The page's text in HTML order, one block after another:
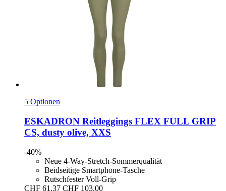
5 Optionen
ESKADRON Reitleggings FLEX FULL GRIP
CS, dusty olive, XXS
-40%
Neue 4-Way-Stretch-Sommerqualität
Beidseitige Smartphone-Tasche
Rutschfester Voll-Grip
CHF 61.37 CHF 103.00